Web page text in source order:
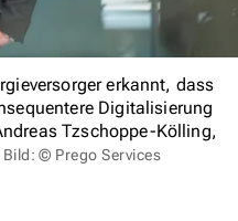
erkannt, dass
Digitalisierung
Tzschoppe-Kölling,
Bild: © Prego Services